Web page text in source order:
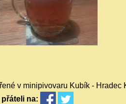
v minipivovaru Kubík - Hradec
přáteli na: